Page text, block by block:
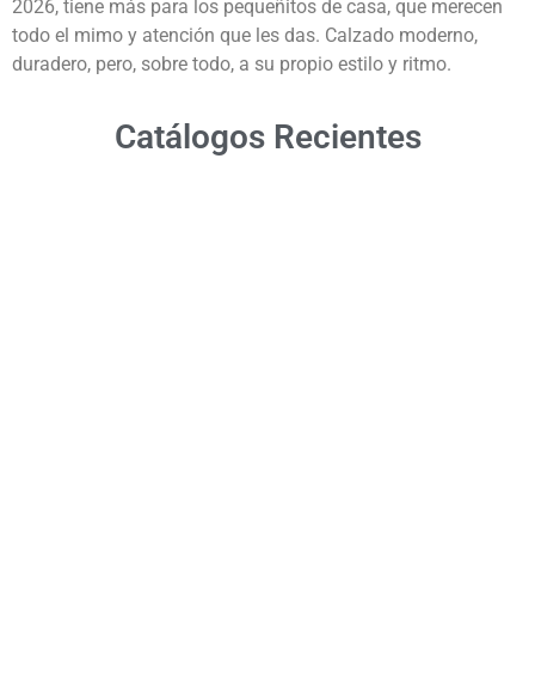
2026, tiene más para los pequeñitos de casa, que merecen
todo el mimo y atención que les das. Calzado moderno,
duradero, pero, sobre todo, a su propio estilo y ritmo.
Catálogos Recientes